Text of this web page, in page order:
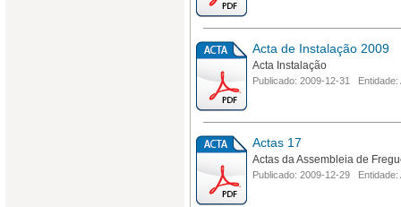
Acta de Instalação 2009
Acta Instalação
Publicado: 2009-12-31 Entidade:
Actas 17
Actas da Assembleia de
Publicado: 2009-12-29 Entidade: